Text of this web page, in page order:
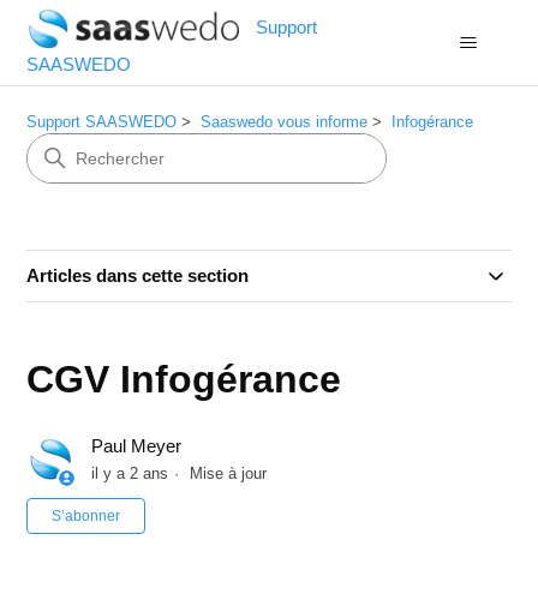
Support
SAASWEDO
Support SAASWEDO Saaswedo vous informe Infogérance
Articles dans cette section
CGV Infogérance
Paul Meyer
il y a 2 ans Mise à jour
S’abonner